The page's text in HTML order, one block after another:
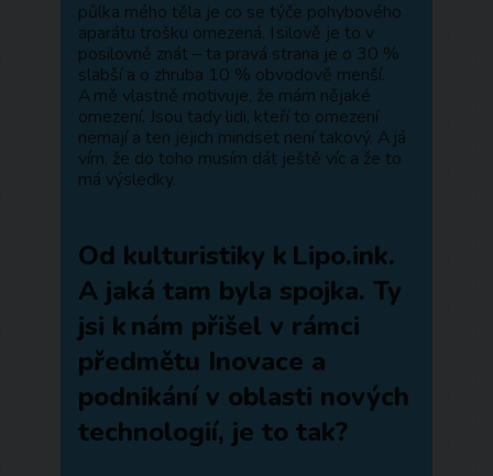
půlka mého těla je co se týče pohybového
aparátu trošku omezená. I silově je to v
posilovně znát – ta pravá strana je o 30 %
slabší a o zhruba 10 % obvodově menší.
A mě vlastně motivuje, že mám nějaké
omezení. Jsou tady lidi, kteří to omezení
nemají a ten jejich mindset není takový. A já
vím, že do toho musím dát ještě víc a že to
má výsledky.
Od kulturistiky k Lipo.ink.
A jaká tam byla spojka. Ty
jsi k nám přišel v rámci
předmětu Inovace a
podnikání v oblasti nových
technologií, je to tak?